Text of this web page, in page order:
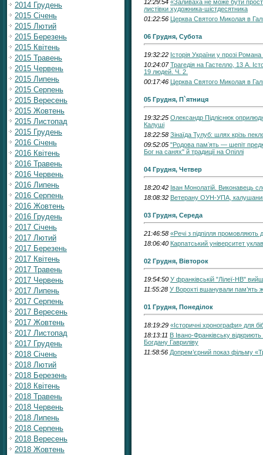
2014 Грудень
2015 Січень
2015 Лютий
2015 Березень
2015 Квітень
2015 Травень
2015 Червень
2015 Липень
2015 Серпень
2015 Вересень
2015 Жовтень
2015 Листопад
2015 Грудень
2016 Січень
2016 Квітень
2016 Травень
2016 Червень
2016 Липень
2016 Серпень
2016 Жовтень
2016 Грудень
2017 Січень
2017 Лютий
2017 Березень
2017 Квітень
2017 Травень
2017 Червень
2017 Липень
2017 Серпень
2017 Вересень
2017 Жовтень
2017 Листопад
2017 Грудень
2018 Січень
2018 Лютий
2018 Березень
2018 Квітень
2018 Травень
2018 Червень
2018 Липень
2018 Серпень
2018 Вересень
2018 Жовтень
12:29:54 «Заливаха не може бути
листівки художника-шістдесятника
01:22:56
Церква Святого Миколая в
06 Грудня, Субота
19:32:22 Історія України у прозі
10:24:07 Трагедія на Гастелло, 13 А.
19 людей. Ч. 2.
00:17:46
Церква Святого Миколая в
05 Грудня, П`ятниця
19:32:25 Олександр Підліснюк
Калуші
18:22:58 Зінаїда Тулуб: шлях крізь
09:52:05 "Родова памʼять — шепіт
Бог на санях" й традиції на Опіллі
04 Грудня, Четвер
18:20:42 Іван Монолатій. Виконавець
18:08:32 Ветерану ОУН-УПА,
03 Грудня, Середа
21:46:58 «Речі з підпілля
18:06:40 Карпатський університет
02 Грудня, Вівторок
19:54:50 У франківській "Лілеї-НВ"
11:55:28 У Ворохті вшанували пам’ять
01 Грудня, Понеділок
18:19:29 «Історичні хронографи» для
18:13:11 В Івано-Франківську
Богдану Гавриліву
11:58:56 Допрем’єрний показ фільму